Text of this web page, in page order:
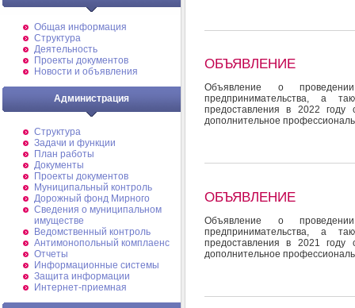
Общая информация
Структура
Деятельность
Проекты документов
Новости и объявления
Администрация
Структура
Задачи и функции
План работы
Документы
Проекты документов
Муниципальный контроль
Дорожный фонд Мирного
Cведения о муниципальном
имуществе
Ведомственный контроль
Антимонопольный комплаенс
Отчеты
Информационные системы
Защита информации
Интернет-приемная
ОБЪЯВЛЕНИЕ
Объявление о
предпринимательства, а
предоставления в 2022
дополнительное
ОБЪЯВЛЕНИЕ
Объявление о
предпринимательства, а
предоставления в 2021
дополнительное